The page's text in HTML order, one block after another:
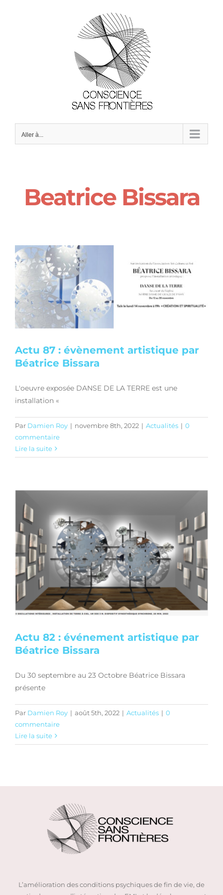
Aller à...
Beatrice Bissara
Actu 87 : évènement artistique par
Béatrice Bissara
L'oeuvre exposée DANSE DE LA TERRE est une
installation «
Par Damien Roy | novembre 8th, 2022 | Actualités | 0
commentaire
Lire la suite
Actu 82 : événement artistique par
Béatrice Bissara
Du 30 septembre au 23 Octobre Béatrice Bissara
présente
Par Damien Roy | août 5th, 2022 | Actualités | 0
commentaire
Lire la suite
L’amélioration des conditions psychiques de fin de vie, de